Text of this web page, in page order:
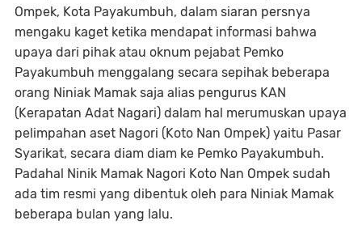
Ompek, Kota Payakumbuh, dalam siaran persnya
mengaku kaget ketika mendapat informasi bahwa
upaya dari pihak atau oknum pejabat Pemko
Payakumbuh menggalang secara sepihak beberapa
orang Niniak Mamak saja alias pengurus KAN
(Kerapatan Adat Nagari) dalam hal merumuskan upaya
pelimpahan aset Nagori (Koto Nan Ompek) yaitu Pasar
Syarikat, secara diam diam ke Pemko Payakumbuh.
Padahal Ninik Mamak Nagori Koto Nan Ompek sudah
ada tim resmi yang dibentuk oleh para Niniak Mamak
beberapa bulan yang lalu.